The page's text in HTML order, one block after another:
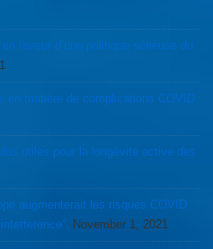
faveur d’une politique sérieuse du
en matière de complications COVID
utiles pour la longévité active des
augmenterait les risques COVID
November 1, 2021